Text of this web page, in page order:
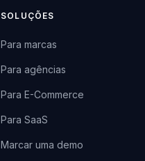
SOLUÇÕES
Para marcas
Para agências
Para E-Commerce
Para SaaS
Marcar uma demo